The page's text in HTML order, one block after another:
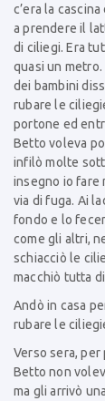
c’era la
a prendere il
di ciliegi. Era
quasi un
dei bambini
rubare le
portone ed
Betto voleva
infilò molte
insegno io fare
via di fuga. Ai
fondo e lo
come gli altri,
schiacciò le
macchiò tutta
Andò in casa
rubare le
Verso sera,
Betto non
ma gli arrivò